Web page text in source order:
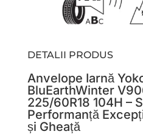
DETALII PRODUS
Anvelope Iarnă
BluEarthWinter
225/60R18 104H –
Performanță
și Gheață